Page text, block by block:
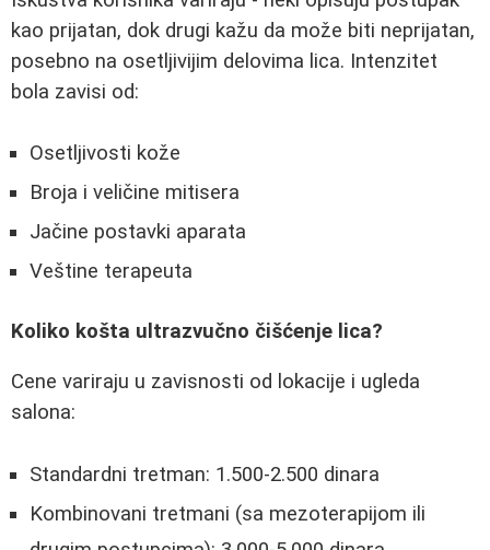
kao prijatan, dok drugi kažu da može biti neprijatan,
posebno na osetljivijim delovima lica. Intenzitet
bola zavisi od:
Osetljivosti kože
Broja i veličine mitisera
Jačine postavki aparata
Veštine terapeuta
Koliko košta ultrazvučno čišćenje lica?
Cene variraju u zavisnosti od lokacije i ugleda
salona:
Standardni tretman: 1.500-2.500 dinara
Kombinovani tretmani (sa mezoterapijom ili